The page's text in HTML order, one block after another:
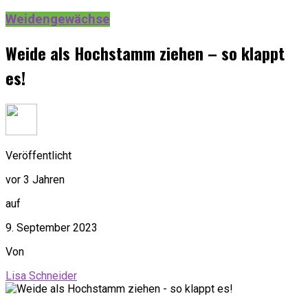
Weidengewächse
Weide als Hochstamm ziehen – so klappt
es!
Veröffentlicht
vor 3 Jahren
auf
9. September 2023
Von
Lisa Schneider